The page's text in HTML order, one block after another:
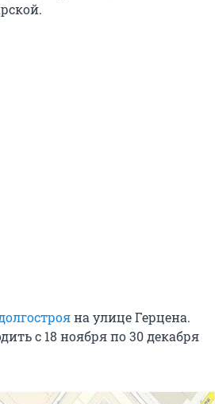
на улице Герцена.
с 18 ноября по 30 декабря